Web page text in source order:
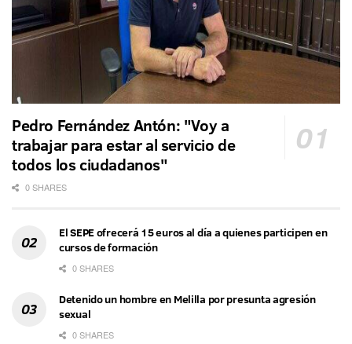
Pedro Fernández Antón: "Voy a
trabajar para estar al servicio de
todos los ciudadanos"
0 SHARES
El SEPE ofrecerá 15 euros al día a quienes participen en
cursos de formación
0 SHARES
Detenido un hombre en Melilla por presunta agresión
sexual
0 SHARES